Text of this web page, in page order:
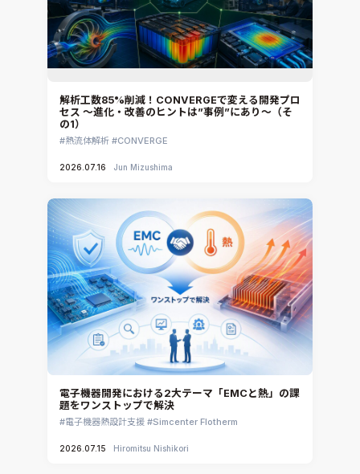
解析工数85%削減！CONVERGEで変える開発プロ
セス ～進化・改善のヒントは”事例”にあり～（そ
の1）
熱流体解析 CONVERGE
2026.07.16 Jun Mizushima
電子機器開発における2大テーマ「EMCと熱」の課
題をワンストップで解決
電子機器熱設計支援 Simcenter Flotherm
2026.07.15 Hiromitsu Nishikori